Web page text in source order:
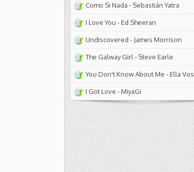
Como Si Nada - Sebastián Yatra
I Love You -Ed Sheeran
Undiscovered - James Morrison
The Galway Girl - Steve Earle
You Don't Know About Me -Ella Vos
I Got Love -MiyaGi